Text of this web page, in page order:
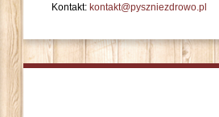
Kontakt: kontakt@pyszniezdrowo.pl